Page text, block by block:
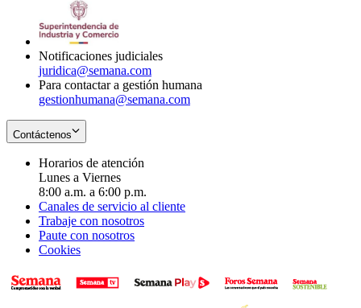
Notificaciones judiciales
juridica@semana.com
Para contactar a gestión humana
gestionhumana@semana.com
Contáctenos
Horarios de atención
Lunes a Viernes
8:00 a.m. a 6:00 p.m.
Canales de servicio al cliente
Trabaje con nosotros
Paute con nosotros
Cookies